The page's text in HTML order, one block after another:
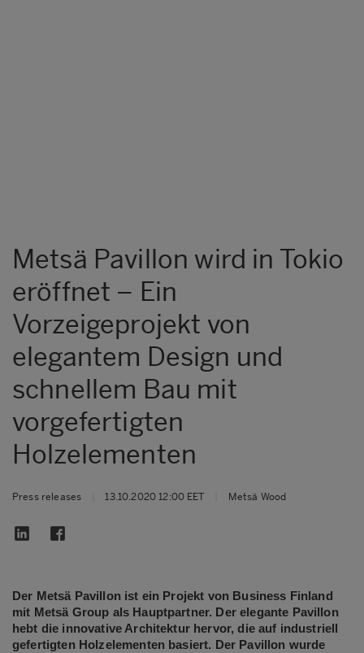
Metsä Pavillon wird in Tokio
eröffnet – Ein
Vorzeigeprojekt von
elegantem Design und
schnellem Bau mit
vorgefertigten
Holzelementen
Press releases 13.10.2020 12:00 EET Metsä Wood
Der Metsä Pavillon ist ein Projekt von Business Finland
mit Metsä Group als Hauptpartner. Der elegante Pavillon
hebt die innovative Architektur hervor, die auf industriell
gefertigten Holzelementen basiert. Der Pavillon wurde